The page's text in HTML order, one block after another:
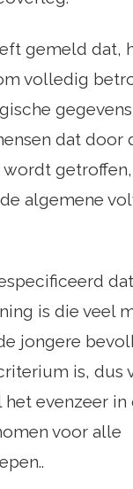
gemeld dat,
volledig
dat door
getroffen,
algemene
is die veel
jongere
is, dus
het evenzeer in
voor alle